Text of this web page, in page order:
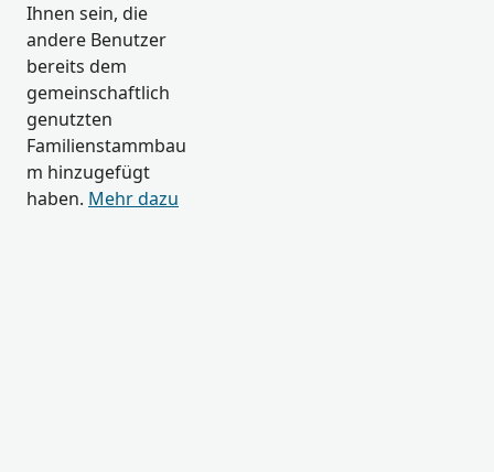
Ihnen sein, die
andere Benutzer
bereits dem
gemeinschaftlich
genutzten
Familienstammbau
m hinzugefügt
haben. Mehr dazu